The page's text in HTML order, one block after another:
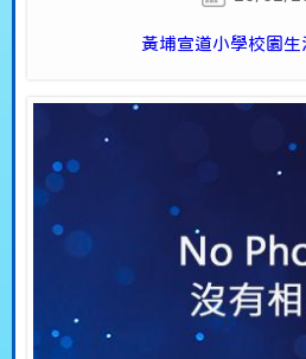
黃埔宣道小學校園生